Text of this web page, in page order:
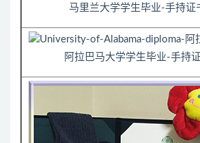
马里兰大学学生毕业-手持证
阿拉巴马大学学生毕业-手持